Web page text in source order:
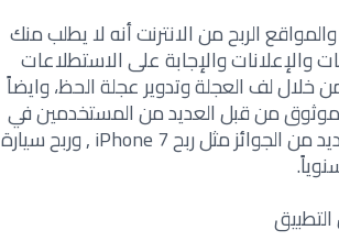
الربح من الانترنت أنه لا يطلب منك
والإجابة على الاستطلاعات
خلال لف العجلة وتدوير عجلة الحظ، وايضاً
من قبل العديد من المستخدمين في
الدول العربية ، بالإضافة ان تطبيق يقدم لك العديد من الجوائز مثل ربح iPhone 7 , وربح سيارة